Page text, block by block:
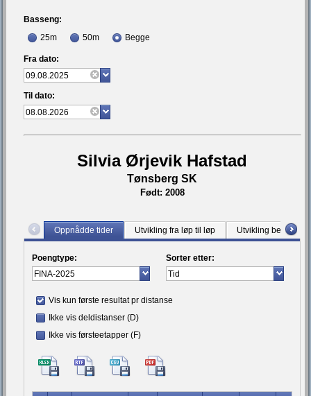
Basseng:
25m
50m Begge
Fra dato:
Til dato:
Silvia Ørjevik Hafstad
Tønsberg SK
Født: 2008
Oppnådde tider Utvikling fra løp til løp Utvikling bestetid
Poengtype: Sorter etter:
Vis kun første resultat pr distanse
Ikke vis deldistanser (D)
Ikke vis førsteetapper (F)